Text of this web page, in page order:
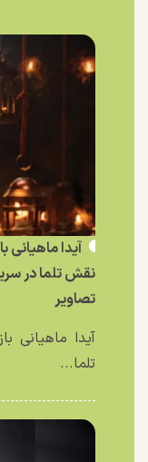
آیدا ماهیانی
نقش تلما در
تصاویر
آیدا ماهیانی
تلما...